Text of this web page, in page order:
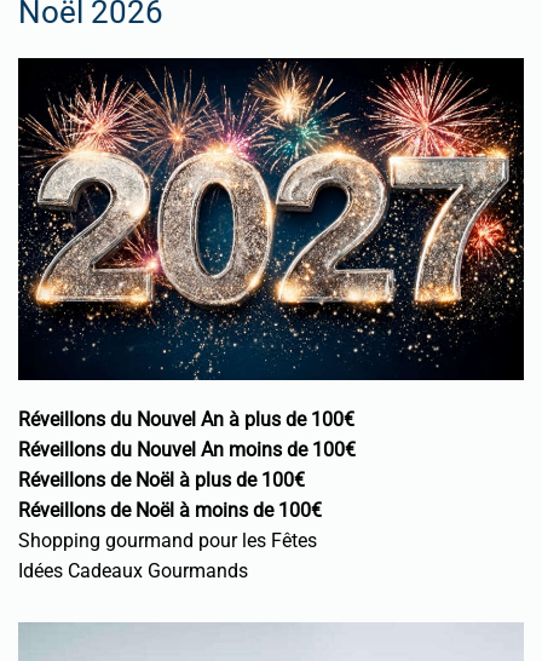
Noël 2026
Réveillons du Nouvel An à plus de 100€
Réveillons du Nouvel An moins de 100€
Réveillons de Noël à plus de 100€
Réveillons de Noël à moins de 100€
Shopping gourmand pour les Fêtes
Idées Cadeaux Gourmands